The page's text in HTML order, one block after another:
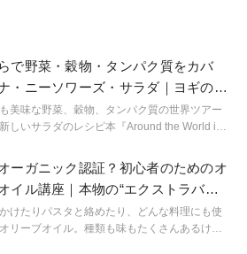
で野菜・穀物・タンパク質をカバ
・ニーソワーズ・サラダ｜ヨギのヘ
シピ
美味な野菜、穀物、タンパク質の世界ツアー
しいサラダのレシピ本『Around the World in
の絶品サラダレシピを紹介。新鮮でおいし
のあるサラダでお皿を彩り、その味わいを楽
ーガニック認証？初心者のためのオ
イル講座｜本物の“エクストラバー
出会うには
けたりパスタと絡めたり、どんな料理にも使
リーブオイル。種類も味もたくさんあるけれ